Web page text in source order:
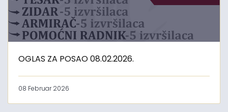
OGLAS ZA POSAO 08.02.2026.
08 Februar 2026